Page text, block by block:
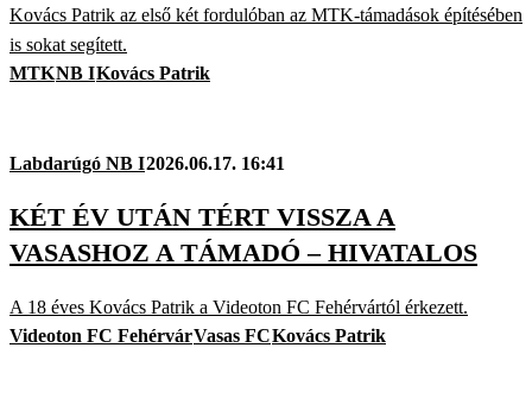
Kovács Patrik az első két fordulóban az MTK-támadások építésében
is sokat segített.
MTKNB IKovács Patrik
Labdarúgó NB I2026.06.17. 16:41
KÉT ÉV UTÁN TÉRT VISSZA A
VASASHOZ A TÁMADÓ – HIVATALOS
A 18 éves Kovács Patrik a Videoton FC Fehérvártól érkezett.
Videoton FC FehérvárVasas FCKovács Patrik